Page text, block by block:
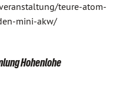
teure-atom-
mini-akw/
Hohenlohe